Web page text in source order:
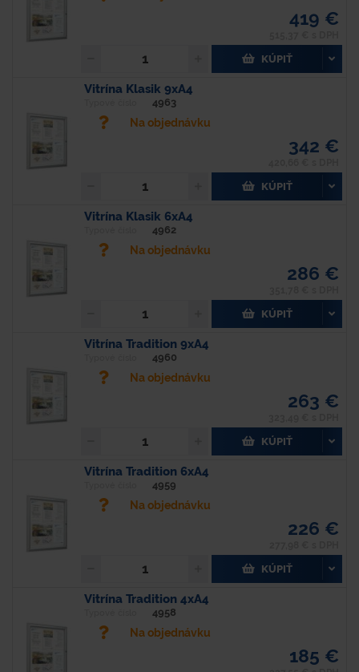
419 €
KÚPIŤ
Vitrína Klasik 9xA4
4963
Na objednávku
342 €
KÚPIŤ
Vitrína Klasik 6xA4
4962
Na objednávku
286 €
KÚPIŤ
Vitrína Tradition 9xA4
4960
Na objednávku
263 €
KÚPIŤ
Vitrína Tradition 6xA4
4959
Na objednávku
226 €
KÚPIŤ
Vitrína Tradition 4xA4
4958
Na objednávku
185 €